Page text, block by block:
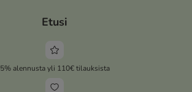
Etusi
5% alennusta yli 110€ tilauksista